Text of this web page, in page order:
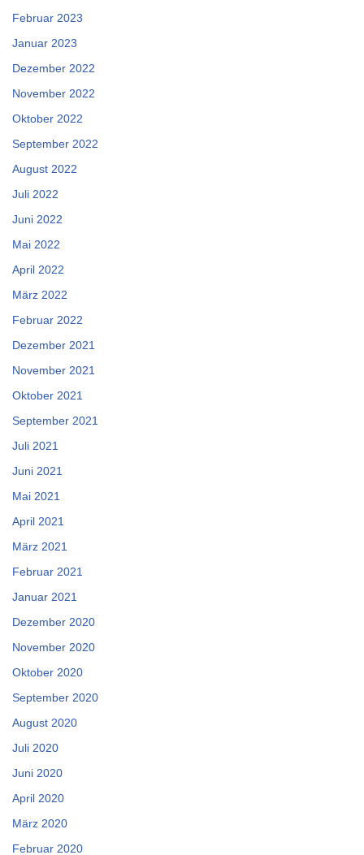
Februar 2023
Januar 2023
Dezember 2022
November 2022
Oktober 2022
September 2022
August 2022
Juli 2022
Juni 2022
Mai 2022
April 2022
März 2022
Februar 2022
Dezember 2021
November 2021
Oktober 2021
September 2021
Juli 2021
Juni 2021
Mai 2021
April 2021
März 2021
Februar 2021
Januar 2021
Dezember 2020
November 2020
Oktober 2020
September 2020
August 2020
Juli 2020
Juni 2020
April 2020
März 2020
Februar 2020